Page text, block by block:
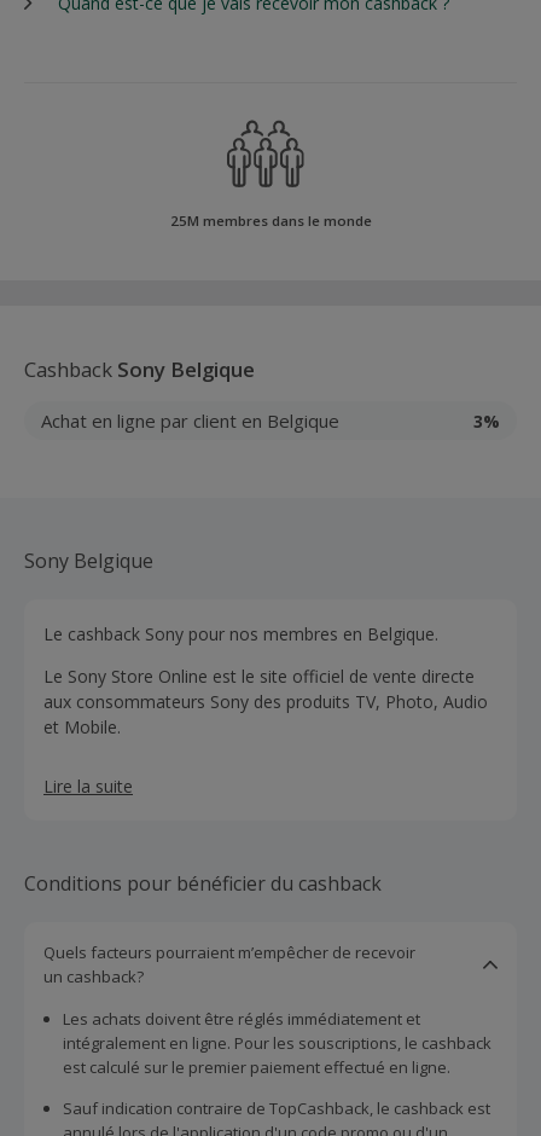
25M membres dans le monde
Cashback Sony Belgique
Achat en ligne par client en Belgique 3%
Sony Belgique
Le cashback Sony pour nos membres en Belgique.
Le Sony Store Online est le site officiel de vente directe
aux consommateurs Sony des produits TV, Photo, Audio
et Mobile.
Lire la suite
Conditions pour bénéficier du cashback
Quels facteurs pourraient m’empêcher de recevoir
un cashback?
Les achats doivent être réglés immédiatement et
intégralement en ligne. Pour les souscriptions, le cashback
est calculé sur le premier paiement effectué en ligne.
Sauf indication contraire de TopCashback, le cashback est